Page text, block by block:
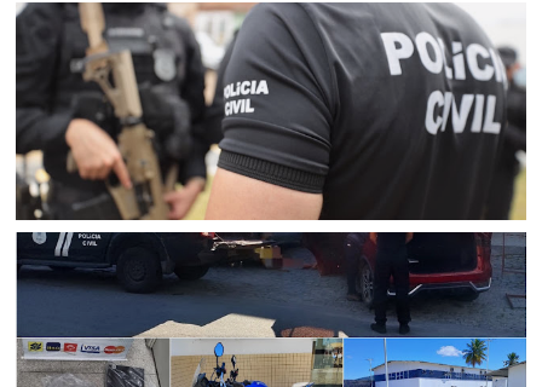
CURAÇÁ
Mulher suspeita de aplicar golpes que fez ao menos 25
vítimas idosas em Curaçá é presa pela Polícia Civil em
Senhor do Bonfim